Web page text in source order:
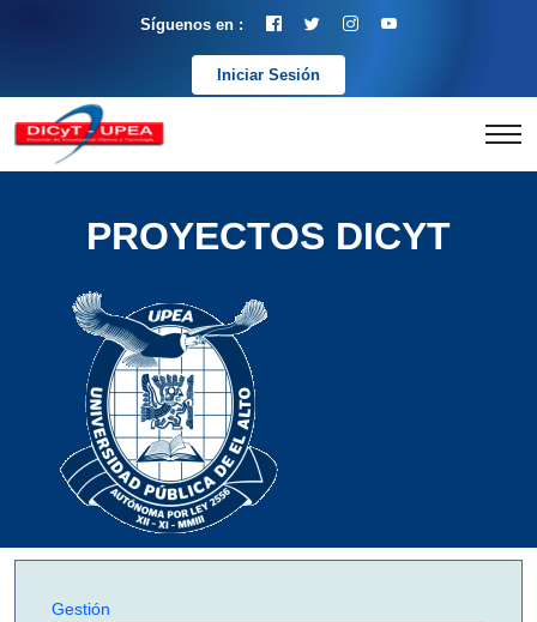
Síguenos en :
Iniciar Sesión
PROYECTOS DICYT
Gestión